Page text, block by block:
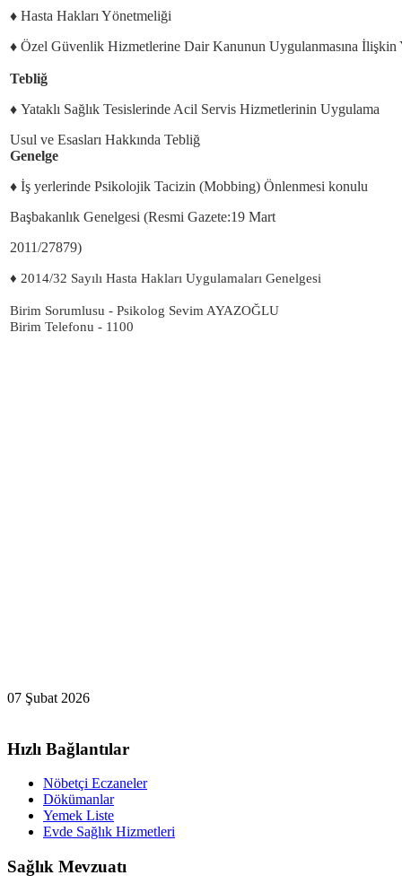
♦ Hasta Hakları Yönetmeliği
♦ Özel Güvenlik Hizmetlerine Dair Kanunun Uygulanmasına İlişkin
Tebliğ
♦ Yataklı Sağlık Tesislerinde Acil Servis Hizmetlerinin Uygulama
Usul ve Esasları Hakkında Tebliğ
Genelge
♦ İş yerlerinde Psikolojik Tacizin (Mobbing) Önlenmesi konulu
Başbakanlık Genelgesi (Resmi Gazete:19 Mart
2011/27879)
♦ 2014/32 Sayılı Hasta Hakları Uygulamaları Genelgesi
Birim Sorumlusu - Psikolog Sevim AYAZOĞLU
Birim Telefonu - 1100
07 Şubat 2026
Hızlı Bağlantılar
Nöbetçi Eczaneler
Dökümanlar
Yemek Liste
Evde Sağlık Hizmetleri
Sağlık Mevzuatı